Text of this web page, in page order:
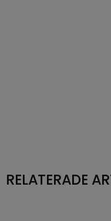
RELATERADE